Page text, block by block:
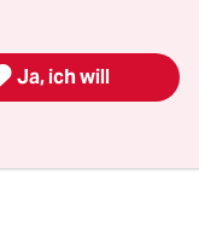
değil beş gün
Ja, ich will